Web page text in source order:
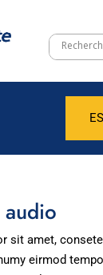
audio
sit amet,
eirmod